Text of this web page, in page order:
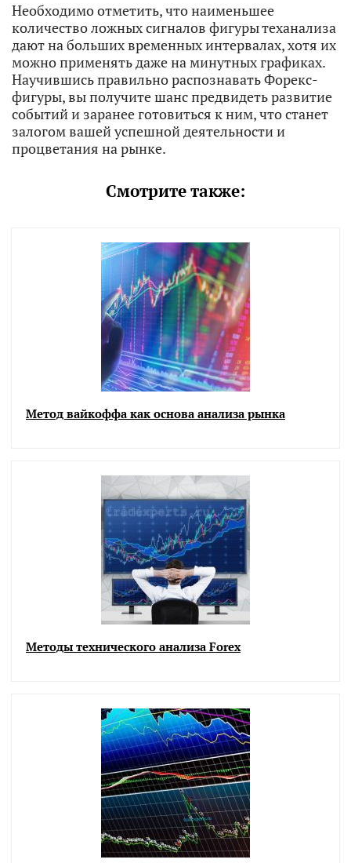
Необходимо отметить, что наименьшее
количество ложных сигналов фигуры теханализа
дают на больших временных интервалах, хотя их
можно применять даже на минутных графиках.
Научившись правильно распознавать Форекс-
фигуры, вы получите шанс предвидеть развитие
событий и заранее готовиться к ним, что станет
залогом вашей успешной деятельности и
процветания на рынке.
Смотрите также:
Метод вайкоффа как основа анализа рынка
Методы технического анализа Forex